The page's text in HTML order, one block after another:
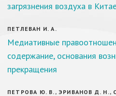
загрязнения воздуха в
ПЕТЛЕВАН И. А.
Медиативные
содержание, основания
прекращения
ПЕТРОВА Ю. В., ЭРИВАНОВ Д. Н.,